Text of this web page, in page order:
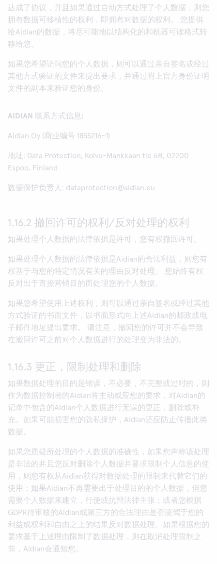
达成了协议，并且如果通过自动方式处理了个人数据，则您
拥有数据可移植性的权利，即拥有对数据的权利。 您提供
给Aidian的数据，将尽可能地以结构化的和机器可读格式转
移给您。
如果您希望访问您的个人数据，则可以通过亲自签名或经过
其他方式验证的文件来提出要求，并通过附上官方身份证明
文件的副本来验证您的身份。
AIDIAN 联系方式信息 :
Aidian Oy (商业编号 1855216-1)
地址: Data Protection, Koivu-Mankkaan tie 6B, 02200
Espoo, Finland
数据保护负责人: dataprotection@aidian.eu
1.16.2 撤回许可的权利/反对处理的权利
如果处理个人数据的法律依据是许可，您有权撤回许可。
如果处理个人数据的法律依据是Aidian的合法利益，则您有
权基于与您的特定情况有关的理由反对处理。 您始终有权
反对出于直接营销目的而处理您的个人数据。
如果您希望使用上述权利，则可以通过亲自签名或经过其他
方式验证的书面文件，以书面形式向上述Aidian的邮政或电
子邮件地址提出要求。 请注意，撤回您的许可并不会导致
在撤回许可之前对个人数据进行的处理变为非法的。
1.16.3 更正，限制处理和删除
如果数据处理的目的是错误，不必要，不完整或过时的，则
作为数据控制者的Aidian将主动或应您的要求，对Aidian的
记录中包含的Aidian个人数据进行无误的更正，删除或补
充。如果可能损害您的隐私保护，Aidian还应防止传播此类
数据。
如果您质疑所处理的个人数据的准确性，如果您声称该处理
是非法的并且您反对删除个人数据并要求限制个人信息的使
用，则您有权从Aidian获得对数据处理的限制来代替它们的
使用；如果Aidian不再需要出于处理目的的个人数据，但您
需要个人数据来建立，行使或抗辩法律主张；或者您根据
GDPR待审核的Aidian或第三方的合法理由是否凌驾于您的
利益或权利和自由之上的结果反对数据处理。如果根据您的
要求基于上述理由限制了数据处理，则在取消处理限制之
前，Aidian会通知您。